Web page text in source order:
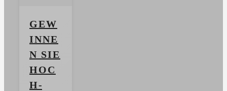
GEW
INNE
N SIE
HOC
H­